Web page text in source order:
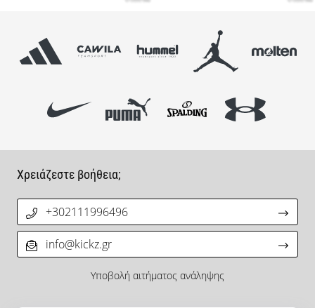
Χρειάζεστε βοήθεια;
+302111996496
info@kickz.gr
Υποβολή αιτήματος ανάληψης